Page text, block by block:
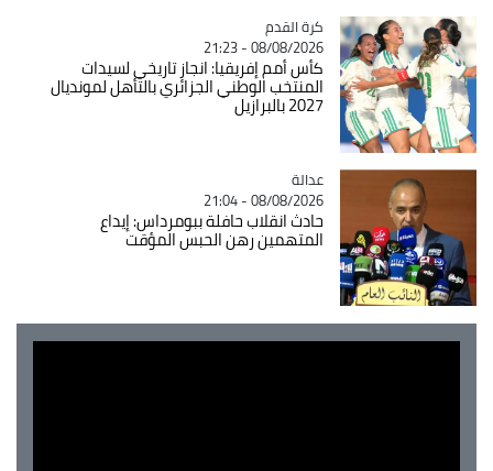
Catégorie
كرة القدم
08/08/2026 - 21:23
كأس أمم إفريقيا: انجاز تاريخي لسيدات
المنتخب الوطني الجزائري بالتأهل لمونديال
2027 بالبرازيل
Catégorie
عدالة
08/08/2026 - 21:04
حادث انقلاب حافلة ببومرداس: إيداع
المتهمين رهن الحبس المؤقت